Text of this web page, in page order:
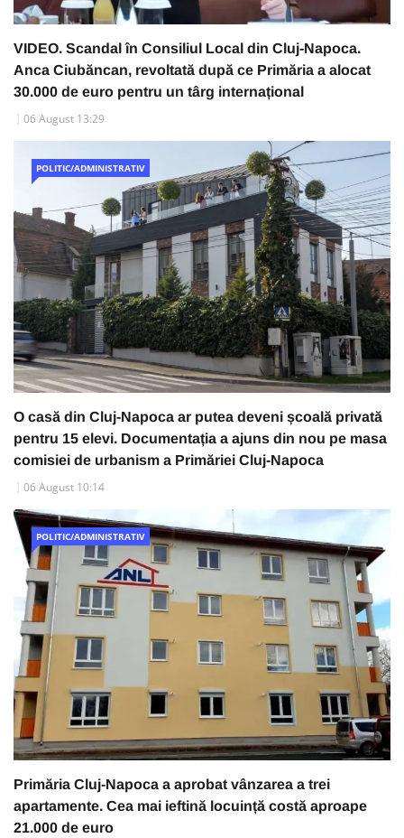
VIDEO. Scandal în Consiliul Local din Cluj-Napoca.
Anca Ciubăncan, revoltată după ce Primăria a alocat
30.000 de euro pentru un târg internațional
06 August 13:29
POLITIC/ADMINISTRATIV
O casă din Cluj-Napoca ar putea deveni școală privată
pentru 15 elevi. Documentația a ajuns din nou pe masa
comisiei de urbanism a Primăriei Cluj-Napoca
06 August 10:14
POLITIC/ADMINISTRATIV
Primăria Cluj-Napoca a aprobat vânzarea a trei
apartamente. Cea mai ieftină locuință costă aproape
21.000 de euro